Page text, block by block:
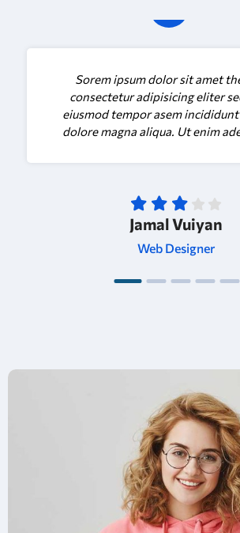
Sorem ipsum dolor sit amet
consectetur adipisicing eliter
eiusmod tempor asem
dolore magna aliqua. Ut enim
Jamal Vuiyan
Web Designer